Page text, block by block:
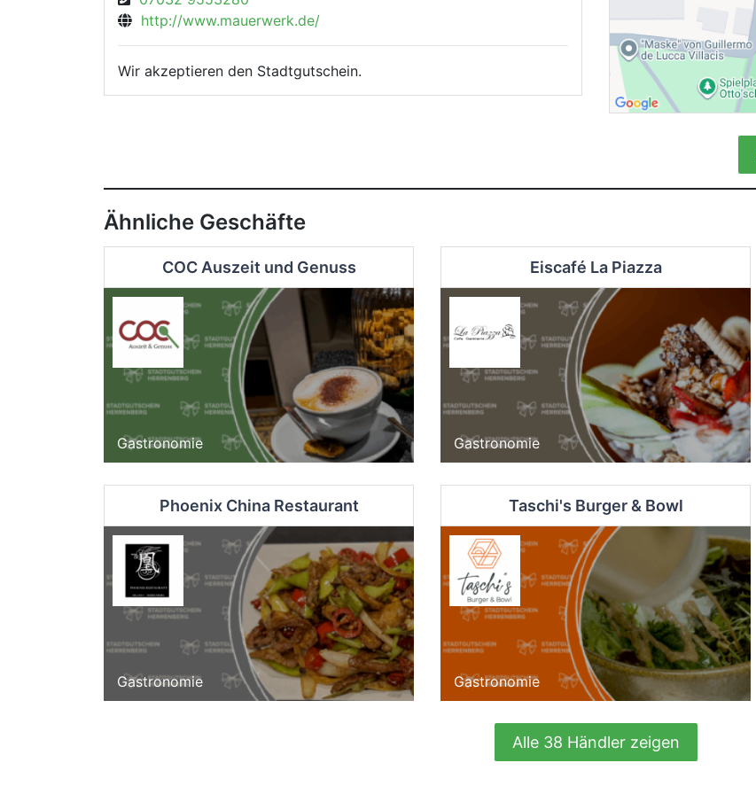
http://www.mauerwerk.de/
Wir akzeptieren den Stadtgutschein.
Ähnliche Geschäfte
COC Auszeit und Genuss
Gastronomie
Eiscafé La Piazza
Gastronomie
Phoenix China Restaurant
Gastronomie
Taschi's Burger & Bowl
Gastronomie
Alle 38 Händler zeigen